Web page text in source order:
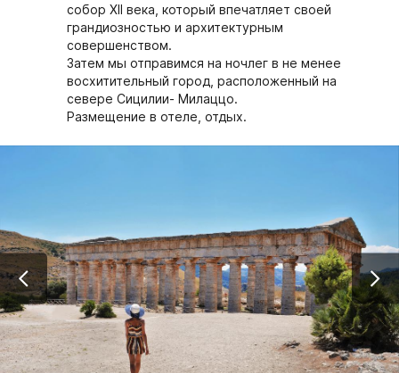
собор XII века, который впечатляет своей
грандиозностью и архитектурным
совершенством.
Затем мы отправимся на ночлег в не менее
восхитительный город, расположенный на
севере Сицилии- Милаццо.
Размещение в отеле, отдых.